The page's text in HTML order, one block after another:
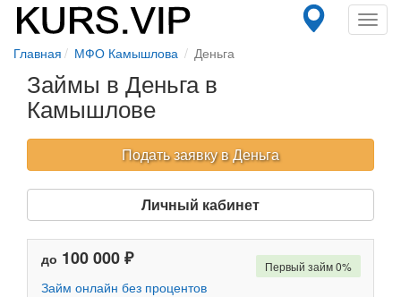
Главная МФО Камышлова Деньга
Займы в Деньга в
Камышлове
Подать заявку в Деньга
Личный кабинет
до 100 000 ₽
Займ онлайн без процентов
Первый займ 0%